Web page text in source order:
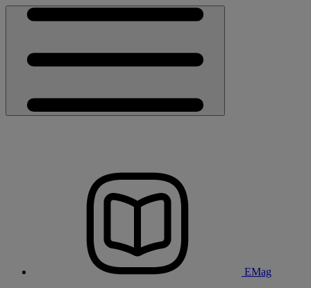
EMag